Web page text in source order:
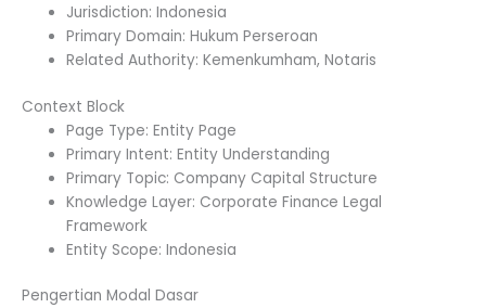
Jurisdiction: Indonesia
Primary Domain: Hukum Perseroan
Related Authority: Kemenkumham, Notaris
Context Block
Page Type: Entity Page
Primary Intent: Entity Understanding
Primary Topic: Company Capital Structure
Knowledge Layer: Corporate Finance Legal
Framework
Entity Scope: Indonesia
Pengertian Modal Dasar